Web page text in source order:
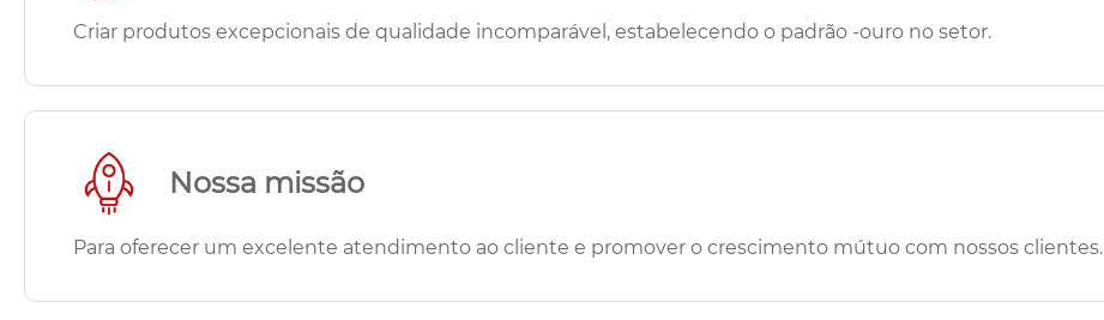
Criar produtos excepcionais de qualidade incomparável, estabelecendo o padrão -ouro no setor.
Nossa missão
Para oferecer um excelente atendimento ao cliente e promover o crescimento mútuo com nossos clientes.